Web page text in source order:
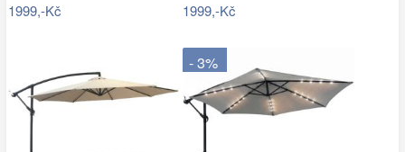
1999,-Kč 1999,-Kč
- 3%